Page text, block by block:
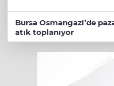
Bursa Osmangazi’de
atık toplanıyor